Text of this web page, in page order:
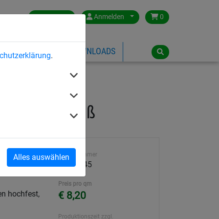
.
Alles auswählen
Germany Anmelden 0
ÜBER HUCK DOWNLOADS
- nach Maß
hochfest,
Artikelnummer
209N-045
Preis pro qm
€ 8,20
Produktionszeit zzgl.